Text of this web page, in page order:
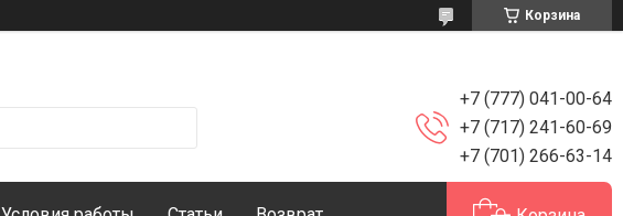
Корзина
+7 (777) 041-00-64
+7 (717) 241-60-69
+7 (701) 266-63-14